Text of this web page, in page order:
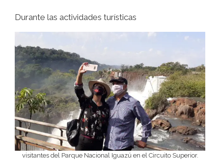
Durante las actividades turísticas
visitantes del Parque Nacional Iguazú en el Circuito Superior.